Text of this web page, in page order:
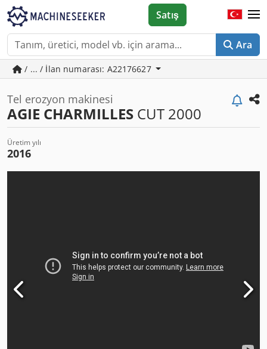
Ara
Satış
/ ... / İlan numarası: A22176627
Tel erozyon makinesi
AGIE CHARMILLES CUT 2000
Üretim yılı
2016